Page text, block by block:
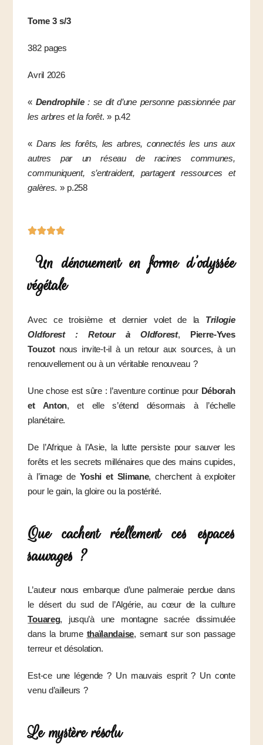
Tome 3 s/3
382 pages
Avril 2026
« Dendrophile: se dit d’une personne passionnée par
les arbres et la forêt. » p.42
«Dans les forêts, les arbres, connectés les uns aux
autres par un réseau de racines communes,
communiquent, s’entraident, partagent ressources et
galères. » p.258
Un dénouement en forme d’odyssée
végétale
Avec ce troisième et dernier volet de la Trilogie
Oldforest : Retour à Oldforest, Pierre-Yves
Touzotnous invite-t-il à un retour aux sources, à un
renouvellement ou à un véritable renouveau ?
Une chose est sûre : l’aventure continue pour Déborah
et Anton, et elle s’étend désormais à l’échelle
planétaire.
De l’Afrique à l’Asie, la lutte persiste pour sauver les
forêts et les secrets millénaires que des mains cupides,
à l’image de Yoshi et Slimane, cherchent à exploiter
pour le gain, la gloire ou la postérité.
Que cachent réellement ces espaces
sauvages ?
L’auteur nous embarque d’une palmeraie perdue dans
le désert du sud de l’Algérie, au cœur de la culture
Touareg, jusqu’à une montagne sacrée dissimulée
dans la brume thaïlandaise, semant sur son passage
terreur et désolation.
Est-ce une légende ? Un mauvais esprit ? Un conte
venu d’ailleurs ?
Le mystère résolu